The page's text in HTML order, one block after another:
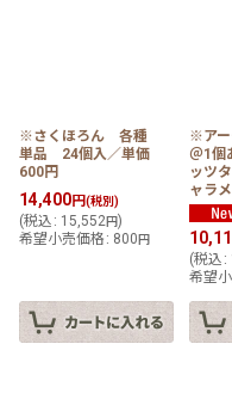
※さくほろん 各種
単品 24個入／単価
600円
14,400円(税別)
(税込 : 15,552 円)
希望小売価格 : 800 円
※ア
＠1
ッツ
ャラ
(税込 :
希望